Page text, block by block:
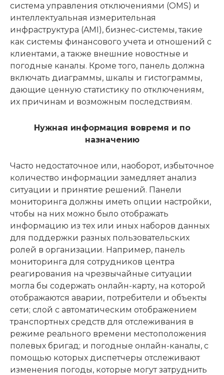
система управления отключениями (OMS) и
интеллектуальная измерительная
инфраструктура (AMI), бизнес-системы, такие
как системы финансового учета и отношений с
клиентами, а также внешние новостные и
погодные каналы. Кроме того, панель должна
включать диаграммы, шкалы и гистограммы,
дающие ценную статистику по отключениям,
их причинам и возможным последствиям.
Нужная информация вовремя и по
назначению
Часто недостаточное или, наоборот, избыточное
количество информации замедляет анализ
ситуации и принятие решений. Панели
мониторинга должны иметь опции настройки,
чтобы на них можно было отображать
информацию из тех или иных наборов данных
для поддержки разных пользовательских
ролей в организации. Например, панель
мониторинга для сотрудников центра
реагирования на чрезвычайные ситуации
могла бы содержать онлайн-карту, на которой
отображаются аварии, потребители и объекты
сети; слой с автоматическим отображением
транспортных средств для отслеживания в
режиме реального времени местоположения
полевых бригад; и погодные онлайн-каналы, с
помощью которых диспетчеры отслеживают
изменения погоды, которые могут затруднить